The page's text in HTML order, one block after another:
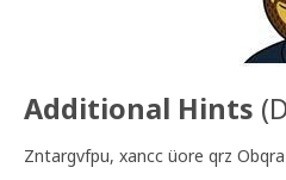
Additional Hints (
Zntargvfpu, xancc üore qrz Obqra